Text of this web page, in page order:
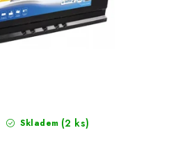
Skladem (2 ks)